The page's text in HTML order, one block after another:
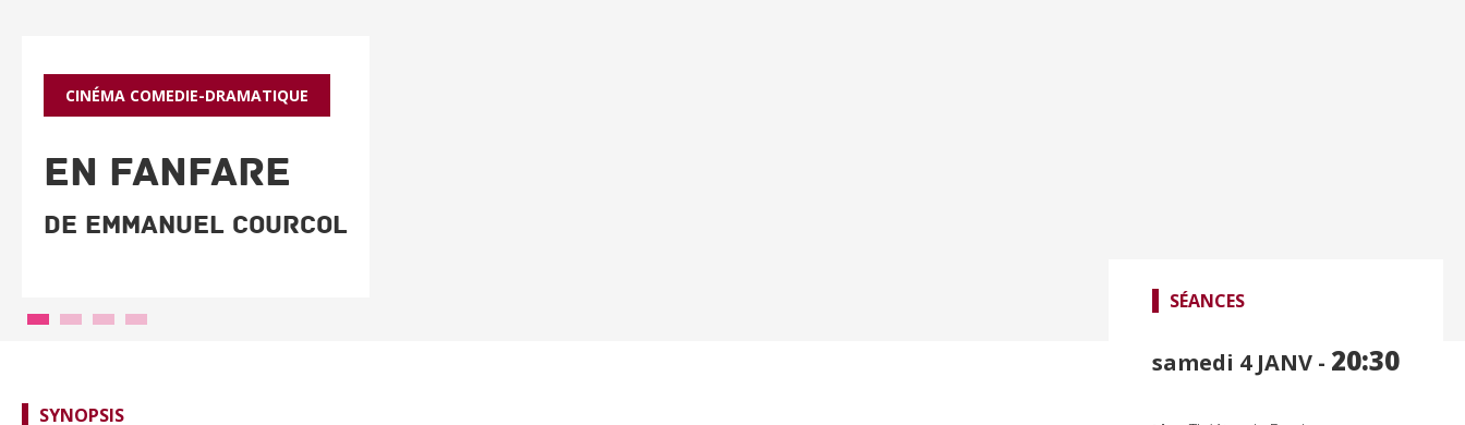
CINÉMA COMEDIE-DRAMATIQUE
EN FANFARE
De Emmanuel Courcol
SÉANCES
samedi 4 JANV - 20:30
SYNOPSIS